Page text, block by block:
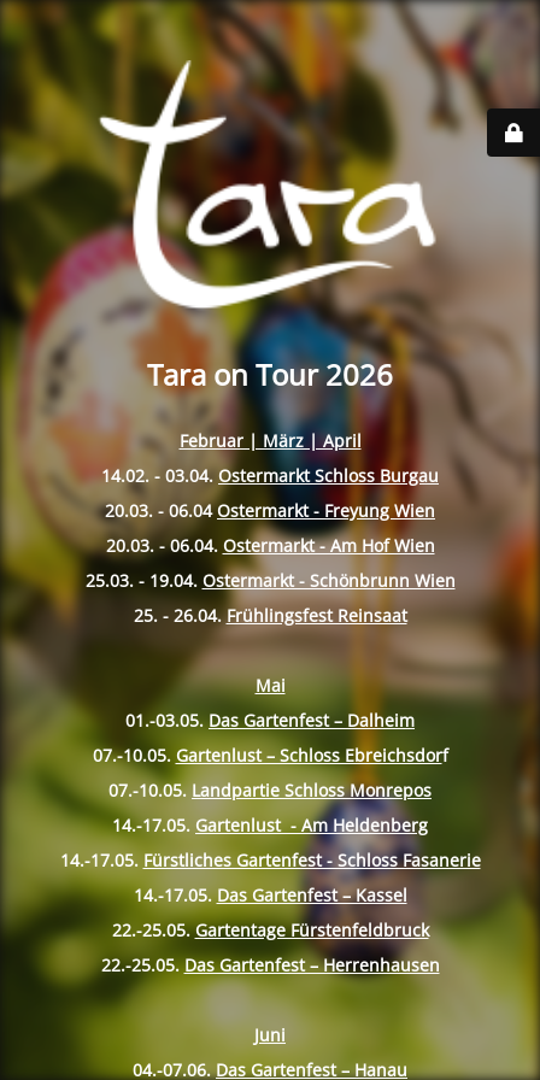
Tara on Tour 2026
Februar | März | April
14.02. - 03.04. Ostermarkt Schloss Burgau
20.03. - 06.04 Ostermarkt - Freyung Wien
20.03. - 06.04. Ostermarkt - Am Hof Wien
25.03. - 19.04. Ostermarkt - Schönbrunn Wien
25. - 26.04. Frühlingsfest Reinsaat
Mai
01.-03.05. Das Gartenfest – Dalheim
07.-10.05. Gartenlust – Schloss Ebreichsdorf
07.-10.05. Landpartie Schloss Monrepos
14.-17.05. Gartenlust - Am Heldenberg
14.-17.05. Fürstliches Gartenfest - Schloss Fasanerie
14.-17.05. Das Gartenfest – Kassel
22.-25.05. Gartentage Fürstenfeldbruck
22.-25.05. Das Gartenfest – Herrenhausen
Juni
04.-07.06. Das Gartenfest – Hanau